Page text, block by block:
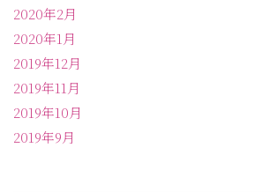
2020年2月
2020年1月
2019年12月
2019年11月
2019年10月
2019年9月